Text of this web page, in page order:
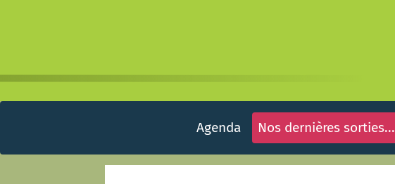
Agenda Nos dernières sorties...